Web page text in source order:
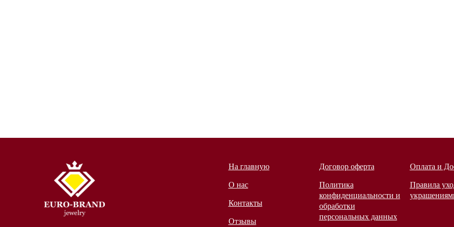
На главную
О нас
Контакты
Отзывы
Договор оферта
Политика
конфиденциальности и
обработки
персональных данных
Оплата и
Правила